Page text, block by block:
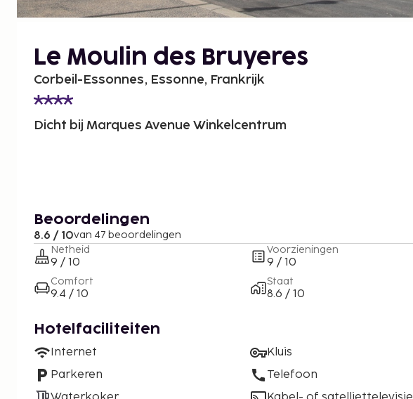
Le Moulin des Bruyeres
Corbeil-Essonnes, Essonne, Frankrijk
Dicht bij Marques Avenue Winkelcentrum
Beoordelingen
8.6 / 10van 47 beoordelingen
Netheid
9 / 10
Comfort
9.4 / 10
Voorzieningen
9 / 10
Staat
8.6 / 10
Hotelfaciliteiten
Internet
Parkeren
Kluis
Telefoon